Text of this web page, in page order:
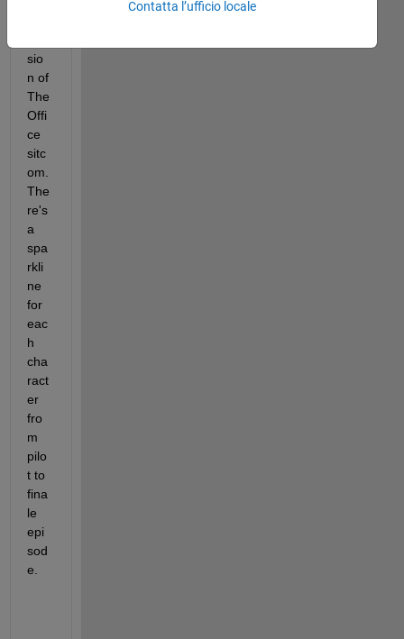
sio
n of
The
Offi
ce
sitc
om.
The
re's
a
spa
rkli
ne
for
eac
h
cha
ract
er
fro
m
pilo
t to
fina
le
epi
sod
e.
Contatta l’ufficio locale